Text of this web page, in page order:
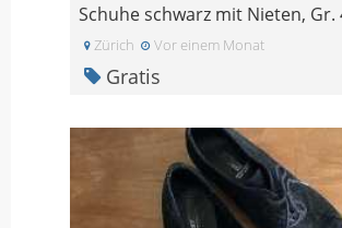
Schuhe schwarz mit Nieten, Gr.
Zürich Vor einem Monat
Gratis